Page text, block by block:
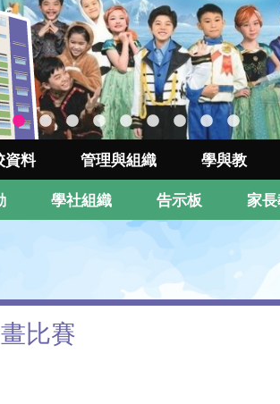
資料 管理與組織 學與教
學社組織 告示板 家
比賽